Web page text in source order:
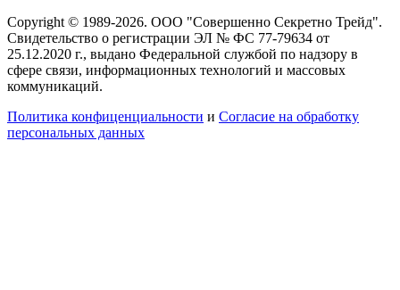
Copyright © 1989-2026. ООО "Совершенно Секретно Трейд".
Свидетельство о регистрации ЭЛ № ФС 77-79634 от
25.12.2020 г., выдано Федеральной службой по надзору в
сфере связи, информационных технологий и массовых
коммуникаций.
Политика конфиценциальности и Согласие на обработку
персональных данных